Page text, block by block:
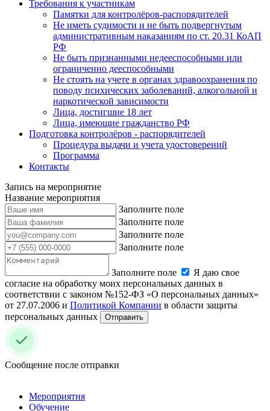
Требования к участникам
Памятки для контролёров-распорядителей
Не иметь судимости и не быть подвергнутым
административным наказаниям по ст. 20.31 КоАП
РФ
Не быть признанными недееспособными или
ограниченно дееспособными
Не стоять на учете в органах здравоохранения по
поводу психических заболеваний, алкогольной и
наркотической зависимости
Лица, достигшие 18 лет
Лица, имеющие гражданство РФ
Подготовка контролёров - распорядителей
Процедура выдачи и учета удостоверений
Программа
Контакты
Запись на мероприятие
Название мероприятия
Заполните поле
Заполните поле
Заполните поле
Заполните поле
Заполните поле
Я даю свое
согласие на обработку моих персональных данных в
соответствии с законом №152-ФЗ «О персональных данных»
от 27.07.2006 и Политикой Компании в области защиты
персональных данных
Отправить
Сообщение после отправки
Мероприятия
Обучение